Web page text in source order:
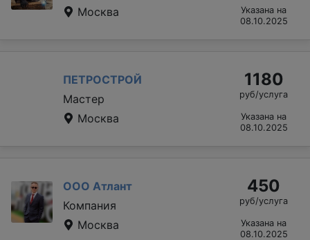
Москва
Указана на
08.10.2025
ПЕТРОСТРОЙ
Мастер
Москва
1180
руб/услуга
Указана на
08.10.2025
ООО Атлант
Компания
Москва
450
руб/услуга
Указана на
08.10.2025